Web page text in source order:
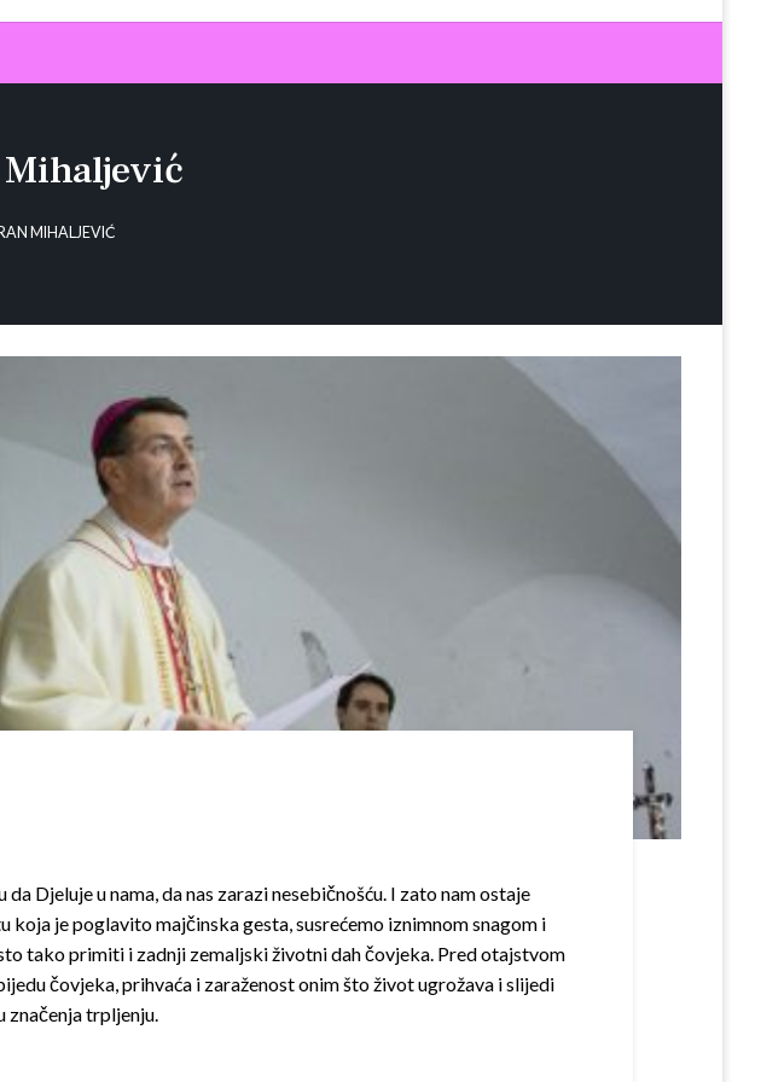
MIHALJEVIĆ
Djeluje u nama, da nas zarazi nesebičnošću. I zato nam ostaje
koja je poglavito majčinska gesta, susrećemo iznimnom snagom i
tako primiti i zadnji zemaljski životni dah čovjeka. Pred otajstvom
čovjeka, prihvaća i zaraženost onim što život ugrožava i slijedi
značenja trpljenju.